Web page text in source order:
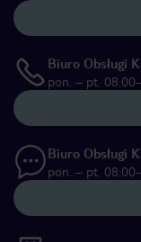
Biuro Obsługi
pon. – pt.
Biuro Obsługi
pon. – pt.